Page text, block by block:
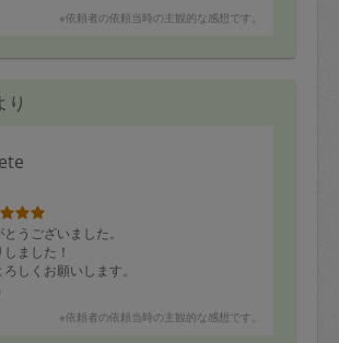
※依頼者の依頼当時の主観的な感想です。
り
うございました。
ました！
しくお願いします。
※依頼者の依頼当時の主観的な感想です。